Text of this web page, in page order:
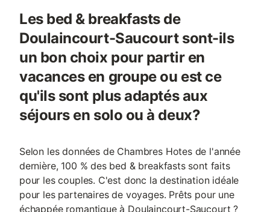
Les bed & breakfasts de
Doulaincourt-Saucourt sont-ils
un bon choix pour partir en
vacances en groupe ou est ce
qu'ils sont plus adaptés aux
séjours en solo ou à deux?
Selon les données de Chambres Hotes de l'année
dernière, 100 % des bed & breakfasts sont faits
pour les couples. C'est donc la destination idéale
pour les partenaires de voyages. Prêts pour une
échappée romantique à Doulaincourt-Saucourt ?